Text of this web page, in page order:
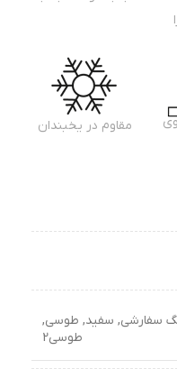
مقاوم در یخبندان
سفارشی, سفید, طوسی,
طوسی2